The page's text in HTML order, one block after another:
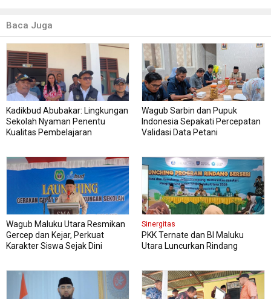
Baca Juga
Kadikbud Abubakar: Lingkungan
Sekolah Nyaman Penentu
Kualitas Pembelajaran
Wagub Sarbin dan Pupuk
Indonesia Sepakati Percepatan
Validasi Data Petani
Wagub Maluku Utara Resmikan
Gercep dan Kejar, Perkuat
Karakter Siswa Sejak Dini
Sinergitas
PKK Ternate dan BI Maluku
Utara Luncurkan Rindang